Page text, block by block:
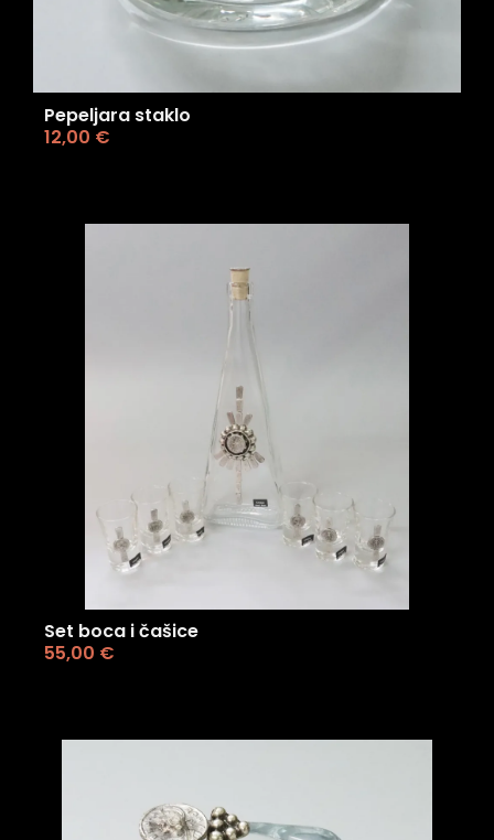
Pepeljara staklo
12,00 €
Set boca i čašice
55,00 €